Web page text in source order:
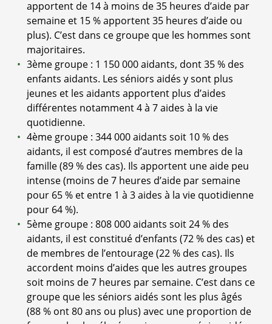
apportent de 14 à moins de 35 heures d’aide par
semaine et 15 % apportent 35 heures d’aide ou
plus). C’est dans ce groupe que les hommes sont
majoritaires.
3ème groupe : 1 150 000 aidants, dont 35 % des
enfants aidants. Les séniors aidés y sont plus
jeunes et les aidants apportent plus d’aides
différentes notamment 4 à 7 aides à la vie
quotidienne.
4ème groupe : 344 000 aidants soit 10 % des
aidants, il est composé d’autres membres de la
famille (89 % des cas). Ils apportent une aide peu
intense (moins de 7 heures d’aide par semaine
pour 65 % et entre 1 à 3 aides à la vie quotidienne
pour 64 %).
5ème groupe : 808 000 aidants soit 24 % des
aidants, il est constitué d’enfants (72 % des cas) et
de membres de l’entourage (22 % des cas). Ils
accordent moins d’aides que les autres groupes
soit moins de 7 heures par semaine. C’est dans ce
groupe que les séniors aidés sont les plus âgés
(88 % ont 80 ans ou plus) avec une proportion de